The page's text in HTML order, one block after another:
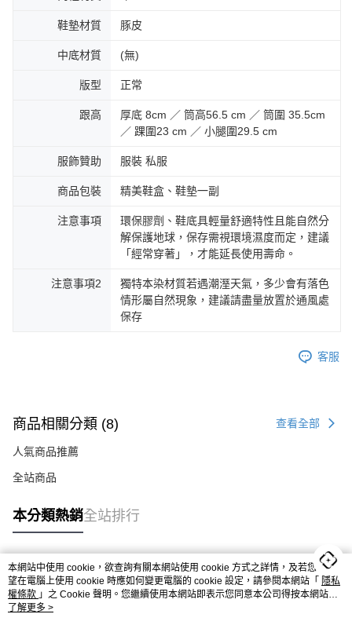
鞋墊材質 豚皮
中底材質 (無)
版型 正常
跟高
厚底 8cm ／ 筒高56.5 cm ／ 筒圍 35.5cm
／ 踝圍23 cm ／ 小腿圍29.5 cm
服飾贊助 服裝 私服
商品包裝 精美鞋盒、鞋墊一副
注意事項
環保膠劑、鞋底具輕量舒適特性且能自然分
解保護地球，保存需視環境濕度而定，建議
「經常穿著」，才能延長使用壽命。
注意事項2
獨特本染材質若遇潮溼天氣，多少會有落色
情形屬自然現象，建議請盡量放置於通風處
保存
客服
商品相關分類 (8) 查看全部
人氣商品推薦
全站商品
本分類熱銷全站排行
熱門標籤
本網站中使用 cookie，欲查詢有關本網站使用 cookie 方式之詳情，及若您不希
望在電腦上使用 cookie 時應如何變更電腦的 cookie 設定，請參閱本網站「 隱私
權條款 」之 Cookie 聲明。您繼續使用本網站即表示您同意本公司得按本網站使
用條款之 Cookie 聲明使用 cookie。
了解更多 >
BYHUE >> 8月雙雙節 <<
✦ 08/08 Sat. 23:59 前
✦ 領券結帳即享 88 折